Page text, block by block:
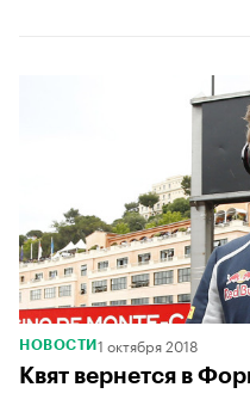
НОВОСТИ 1 октября 2018
Квят вернется в